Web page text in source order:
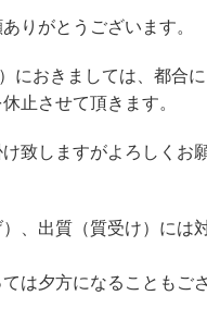
りがとうございます。
におきましては、都合に
休止させて頂きます。
致しますがよろしくお
、出質（質受け） には
ては夕方になることもご